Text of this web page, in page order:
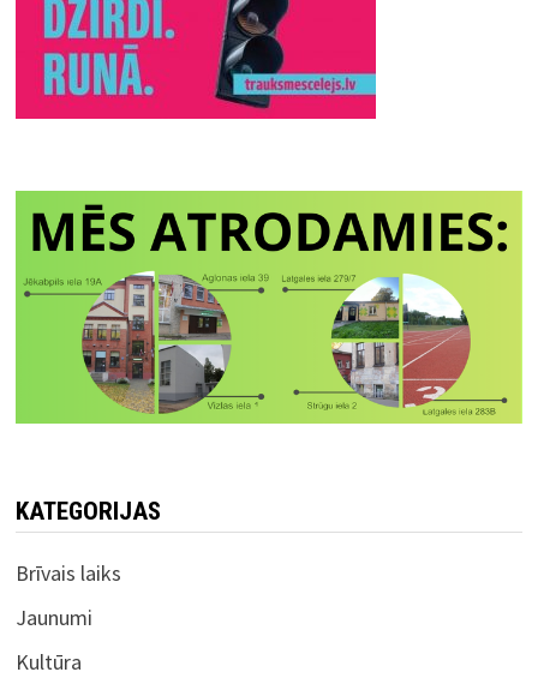
KATEGORIJAS
Brīvais laiks
Jaunumi
Kultūra